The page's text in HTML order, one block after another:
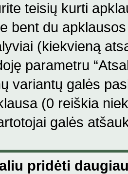
teisių kurti
bent du
(kiekvieną
parametru
variantų galės
(0 reiškia
galės
pridėti